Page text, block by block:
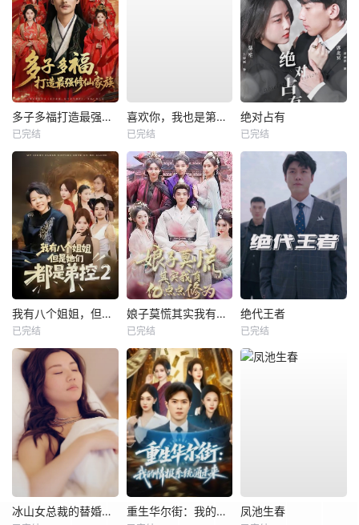
多子多福打造最强修仙家族
已完结
喜欢你，我也是第一部
已完结
绝对占有
已完结
我有八个姐姐，但是他们都是弟控2
已完结
娘子莫慌其实我有亿点点修为
已完结
绝代王者
已完结
冰山女总裁的替婚兵王 重生华尔街：我的情报系统通未来 凤池生春